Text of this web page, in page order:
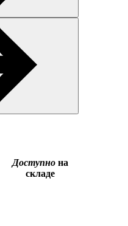
Доступно на
складе